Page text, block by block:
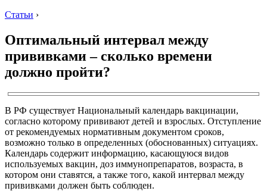
Статьи ›
Оптимальный интервал между
прививками – сколько времени
должно пройти?
В РФ существует Национальный календарь вакцинации,
согласно которому прививают детей и взрослых. Отступление
от рекомендуемых нормативным документом сроков,
возможно только в определенных (обоснованных) ситуациях.
Календарь содержит информацию, касающуюся видов
используемых вакцин, доз иммунопрепаратов, возраста, в
котором они ставятся, а также того, какой интервал между
прививками должен быть соблюден.